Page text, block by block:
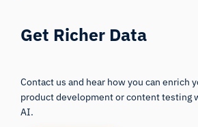
Get Richer Data
Contact us and hear how you can enrich
product development or content testing
AI.